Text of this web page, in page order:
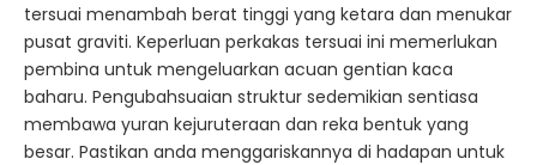
tersuai menambah berat tinggi yang ketara dan menukar
pusat graviti. Keperluan perkakas tersuai ini memerlukan
pembina untuk mengeluarkan acuan gentian kaca
baharu. Pengubahsuaian struktur sedemikian sentiasa
membawa yuran kejuruteraan dan reka bentuk yang
besar. Pastikan anda menggariskannya di hadapan untuk